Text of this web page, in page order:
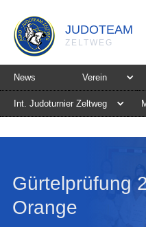
JUDOTEAM
ZELTWEG
News Verein
Int. Judoturnier Zeltweg
Gürtelprüfung
Orange